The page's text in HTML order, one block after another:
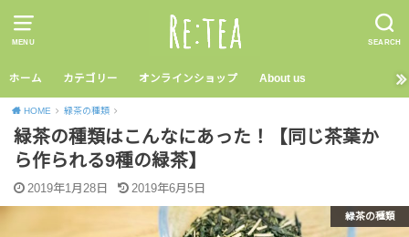
MENU SEARCH
ホーム カテゴリー オンラインショップ About us
HOME 緑茶の種類
緑茶の種類はこんなにあった！【同じ茶葉か
ら作られる9種の緑茶】
2019年1月28日 2019年6月5日
緑茶の種類